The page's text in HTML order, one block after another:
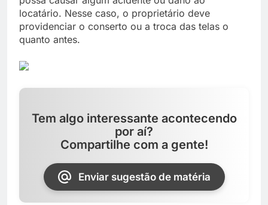
locatário. Nesse caso, o proprietário deve
providenciar o conserto ou a troca das telas o
quanto antes.
Tem algo interessante acontecendo
por aí?
Compartilhe com a gente!
Enviar sugestão de matéria